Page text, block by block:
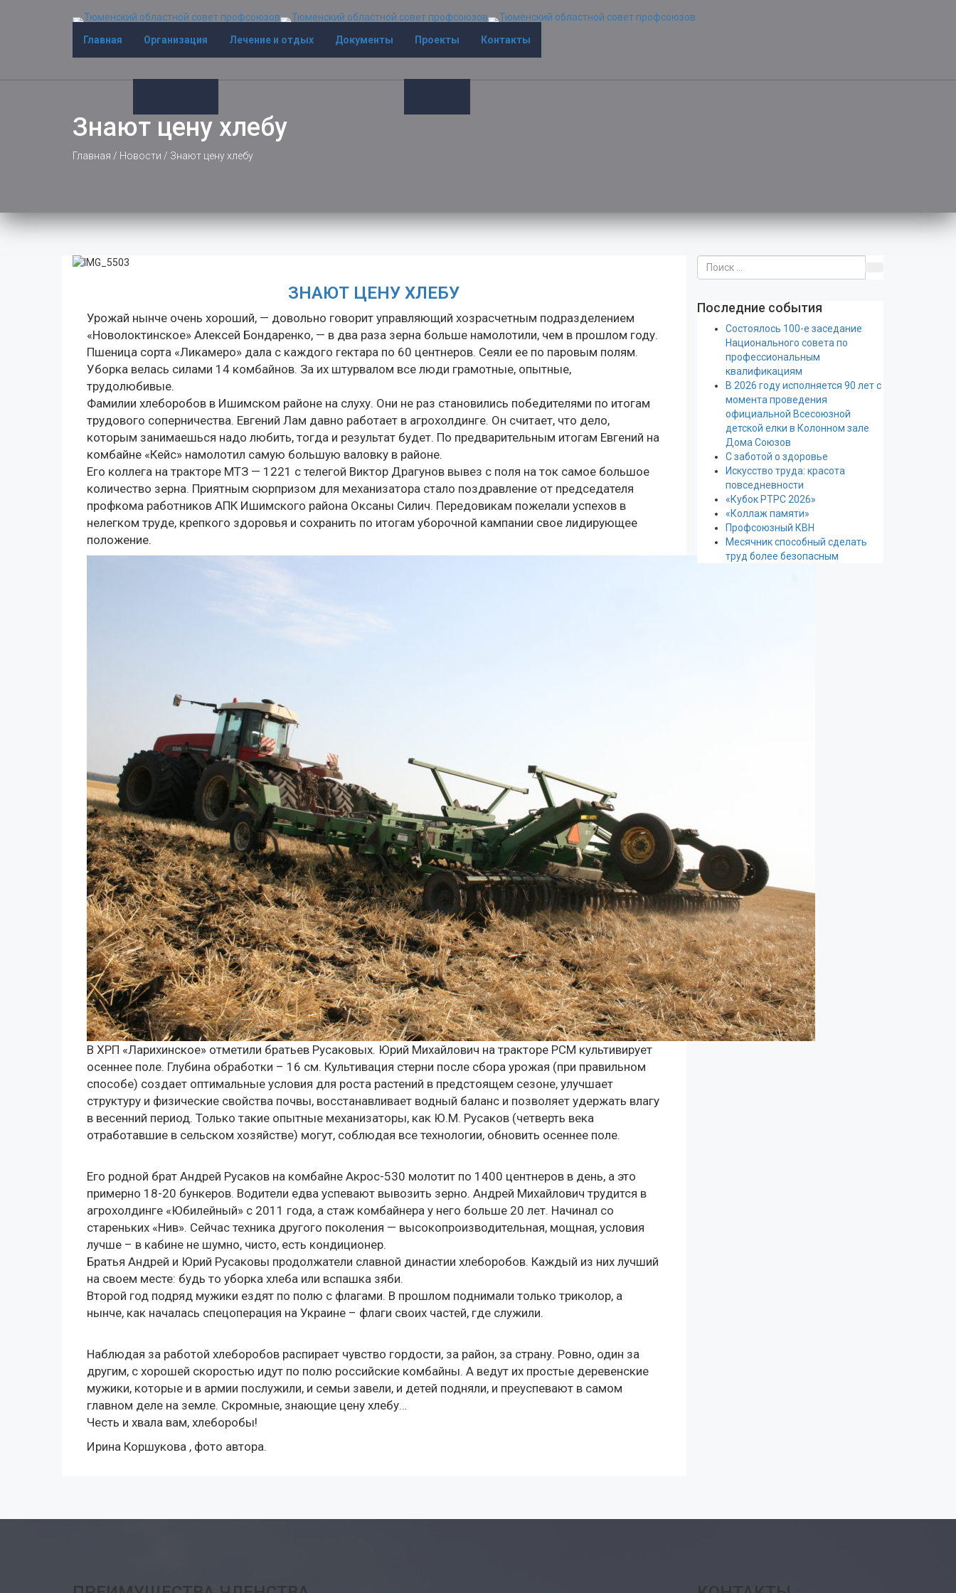
Главная Организация Лечение и отдых Документы Проекты Контакты
Знают цену хлебу
Главная / Новости / Знают цену хлебу
ЗНАЮТ ЦЕНУ ХЛЕБУ
Урожай нынче очень хороший, — довольно говорит управляющий хозрасчетным подразделением
«Новолоктинское» Алексей Бондаренко, — в два раза зерна больше намолотили, чем в прошлом году.
Пшеница сорта «Ликамеро» дала с каждого гектара по 60 центнеров. Сеяли ее по паровым полям.
Уборка велась силами 14 комбайнов. За их штурвалом все люди грамотные, опытные,
трудолюбивые.
Фамилии хлеборобов в Ишимском районе на слуху. Они не раз становились победителями по итогам
трудового соперничества. Евгений Лам давно работает в агрохолдинге. Он считает, что дело,
которым занимаешься надо любить, тогда и результат будет. По предварительным итогам Евгений на
комбайне «Кейс» намолотил самую большую валовку в районе.
Его коллега на тракторе МТЗ — 1221 с телегой Виктор Драгунов вывез с поля на ток самое большое
количество зерна. Приятным сюрпризом для механизатора стало поздравление от председателя
профкома работников АПК Ишимского района Оксаны Силич. Передовикам пожелали успехов в
нелегком труде, крепкого здоровья и сохранить по итогам уборочной кампании свое лидирующее
положение.
В ХРП «Ларихинское» отметили братьев Русаковых. Юрий Михайлович на тракторе РСМ культивирует
осеннее поле. Глубина обработки – 16 см. Культивация стерни после сбора урожая (при правильном
способе) создает оптимальные условия для роста растений в предстоящем сезоне, улучшает
структуру и физические свойства почвы, восстанавливает водный баланс и позволяет удержать влагу
в весенний период. Только такие опытные механизаторы, как Ю.М. Русаков (четверть века
отработавшие в сельском хозяйстве) могут, соблюдая все технологии, обновить осеннее поле.
Его родной брат Андрей Русаков на комбайне Акрос-530 молотит по 1400 центнеров в день, а это
примерно 18-20 бункеров. Водители едва успевают вывозить зерно. Андрей Михайлович трудится в
агрохолдинге «Юбилейный» с 2011 года, а стаж комбайнера у него больше 20 лет. Начинал со
стареньких «Нив». Сейчас техника другого поколения — высокопроизводительная, мощная, условия
лучше – в кабине не шумно, чисто, есть кондиционер.
Братья Андрей и Юрий Русаковы продолжатели славной династии хлеборобов. Каждый из них лучший
на своем месте: будь то уборка хлеба или вспашка зяби.
Второй год подряд мужики ездят по полю с флагами. В прошлом поднимали только триколор, а
нынче, как началась спецоперация на Украине – флаги своих частей, где служили.
Наблюдая за работой хлеборобов распирает чувство гордости, за район, за страну. Ровно, один за
другим, с хорошей скоростью идут по полю российские комбайны. А ведут их простые деревенские
мужики, которые и в армии послужили, и семьи завели, и детей подняли, и преуспевают в самом
главном деле на земле. Скромные, знающие цену хлебу…
Честь и хвала вам, хлеборобы!
Ирина Коршукова , фото автора.
Последние события
Состоялось 100-е заседание
Национального совета по
профессиональным
квалификациям
В 2026 году исполняется 90 лет с
момента проведения
официальной Всесоюзной
детской елки в Колонном зале
Дома Союзов
С заботой о здоровье
Искусство труда: красота
повседневности
«Кубок РТРС 2026»
«Коллаж памяти»
Профсоюзный КВН
Месячник способный сделать
труд более безопасным